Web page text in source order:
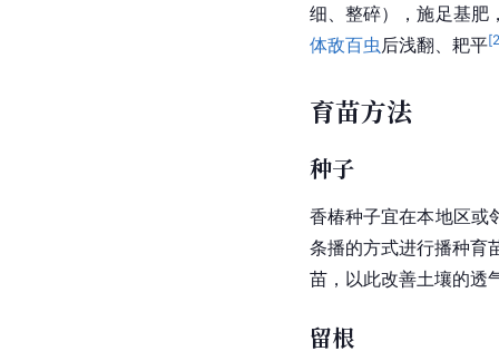
细、整碎），施足基肥
体敌百虫 后浅翻、耙平[
育苗方法
种子
香椿种子宜在本地区或
条播的方式进行播种育
苗，以此改善土壤的透
留根